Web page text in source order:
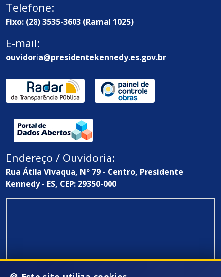
Telefone:
Fixo: (28) 3535-3603 (Ramal 1025)
E-mail:
ouvidoria@presidentekennedy.es.gov.br
Endereço / Ouvidoria:
Rua Átila Vivaqua, Nº 79 - Centro, Presidente
Kennedy - ES, CEP: 29350-000